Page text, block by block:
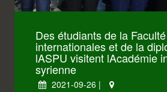
Engineering
Des étudiants de la
internationales et de la
lASPU visitent lAcadémie
syrienne
2021-09-26 |